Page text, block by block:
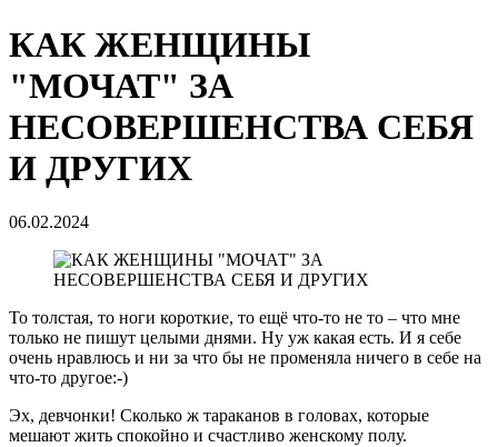
КАК ЖЕНЩИНЫ
"МОЧАТ" ЗА
НЕСОВЕРШЕНСТВА СЕБЯ
И ДРУГИХ
06.02.2024
То толстая, то ноги короткие, то ещё что-то не то – что мне
только не пишут целыми днями. Ну уж какая есть. И я себе
очень нравлюсь и ни за что бы не променяла ничего в себе на
что-то другое:-)
Эх, девчонки! Сколько ж тараканов в головах, которые
мешают жить спокойно и счастливо женскому полу.